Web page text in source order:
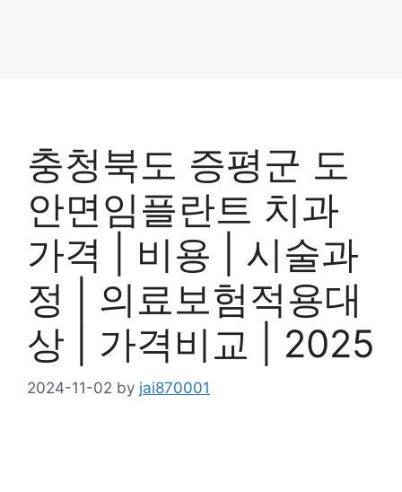
충청북도 증평군 도
안면임플란트 치과
가격 | 비용 | 시술과
정 | 의료보험적용대
상 | 가격비교 | 2025
2024-11-02 by jai870001